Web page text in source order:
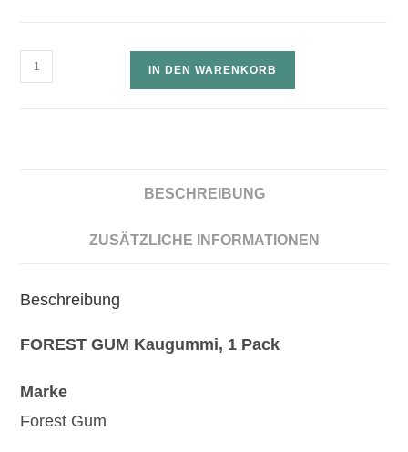
IN DEN WARENKORB
BESCHREIBUNG
ZUSÄTZLICHE INFORMATIONEN
Beschreibung
FOREST GUM Kaugummi, 1 Pack
Marke
Forest Gum